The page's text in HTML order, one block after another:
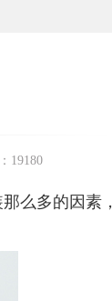
19180
么多的因素，